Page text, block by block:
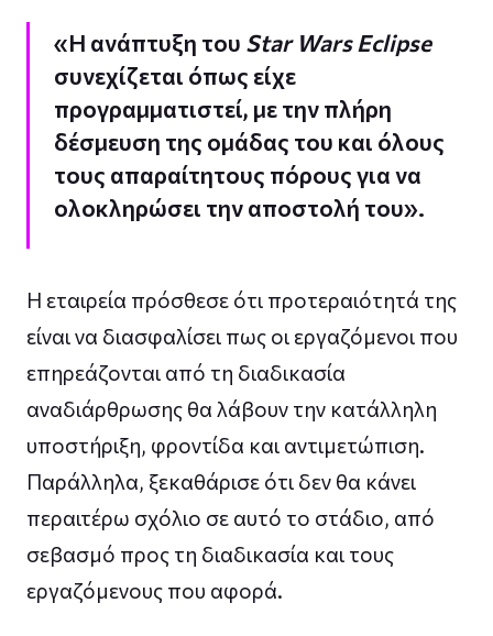
«Η ανάπτυξη του Star Wars Eclipse
συνεχίζεται όπως είχε
προγραμματιστεί, με την πλήρη
δέσμευση της ομάδας του και όλους
τους απαραίτητους πόρους για να
ολοκληρώσει την αποστολή του».
Η εταιρεία πρόσθεσε ότι προτεραιότητά της
είναι να διασφαλίσει πως οι εργαζόμενοι που
επηρεάζονται από τη διαδικασία
αναδιάρθρωσης θα λάβουν την κατάλληλη
υποστήριξη, φροντίδα και αντιμετώπιση.
Παράλληλα, ξεκαθάρισε ότι δεν θα κάνει
περαιτέρω σχόλιο σε αυτό το στάδιο, από
σεβασμό προς τη διαδικασία και τους
εργαζόμενους που αφορά.